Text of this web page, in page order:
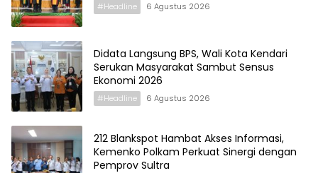
#Headline 6 Agustus 2026
Didata Langsung BPS, Wali Kota Kendari
Serukan Masyarakat Sambut Sensus
Ekonomi 2026
#Headline 6 Agustus 2026
212 Blankspot Hambat Akses Informasi,
Kemenko Polkam Perkuat Sinergi dengan
Pemprov Sultra